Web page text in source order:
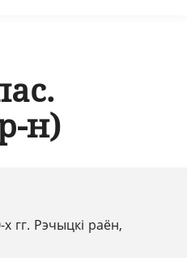
н)
гг. Рэчыцкі раён,